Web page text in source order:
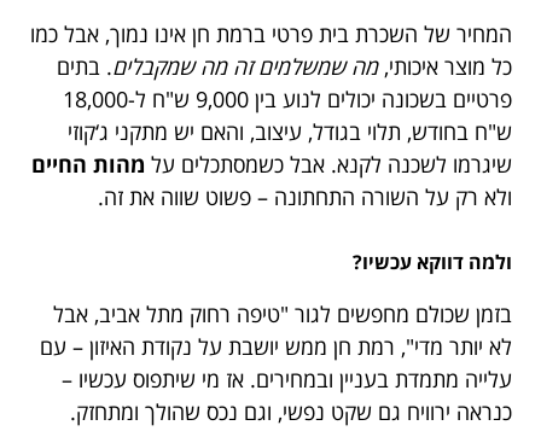
המחיר של השכרת בית פרטי ברמת חן אינו נמוך, אבל כמו
כל מוצר איכותי,מה שמשלמים זה מה שמקבלים. בתים
פרטיים בשכונה יכולים לנוע בין 9,000 ש"ח ל-18,000
ש"ח בחודש, תלוי בגודל, עיצוב, והאם יש מתקני ג‘קוזי
שיגרמו לשכנה לקנא. אבל כשמסתכלים על מהות החיים
ולא רק על השורה התחתונה – פשוט שווה את זה.
ולמה דווקא עכשיו?
בזמן שכולם מחפשים לגור "טיפה רחוק מתל אביב, אבל
לא יותר מדי", רמת חן ממש יושבת על נקודת האיזון – עם
עלייה מתמדת בעניין ובמחירים. אז מי שיתפוס עכשיו –
כנראה ירוויח גם שקט נפשי, וגם נכס שהולך ומתחזק.